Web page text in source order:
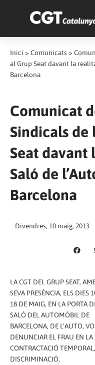
Inici > Comunicats >
al Grup Seat davant la
Barcelona
Comunicat
Sindicals de
Seat davant
Saló de
Barcelona
Divendres, 10 maig, 2013
LA CGT DEL GRUP SEAT,
SEVA PRESÈNCIA, ELS DIES
18 DE MAIG, EN LA PORTA
SALÓ DEL AUTOMÒBIL DE
BARCELONA, DE L'AUTO,
DENUNCIAR EL FRAU EN LA
CONTRACTACIÓ
DISCRIMINACIÓ,